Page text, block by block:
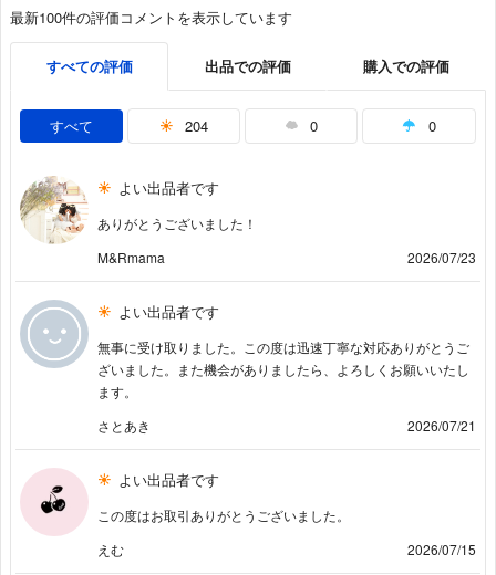
最新100件の評価コメントを表示しています
すべての評価 出品での評価 購入での評価
すべて 204 0 0
よい出品者です
ありがとうございました！
M&Rmama
2026/07/23
よい出品者です
無事に受け取りました。この度は迅速丁寧な対応ありがとうご
ざいました。また機会がありましたら、よろしくお願いいたし
ます。
さとあき
2026/07/21
よい出品者です
この度はお取引ありがとうございました。
えむ
2026/07/15